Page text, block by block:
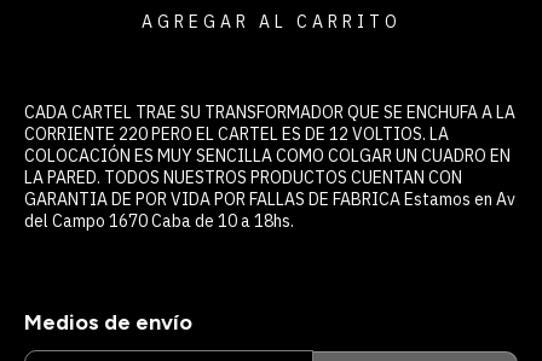
CADA CARTEL TRAE SU TRANSFORMADOR QUE SE ENCHUFA A LA
CORRIENTE 220 PERO EL CARTEL ES DE 12 VOLTIOS. LA
COLOCACIÓN ES MUY SENCILLA COMO COLGAR UN CUADRO EN
LA PARED. TODOS NUESTROS PRODUCTOS CUENTAN CON
GARANTIA DE POR VIDA POR FALLAS DE FABRICA Estamos en Av
del Campo 1670 Caba de 10 a 18hs.
ENTREGAS PARA EL CP:
Medios de envío